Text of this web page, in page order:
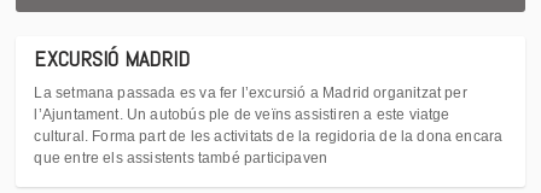
EXCURSIÓ MADRID
La setmana passada es va fer l’excursió a Madrid organitzat per
l’Ajuntament. Un autobús ple de veïns assistiren a este viatge
cultural. Forma part de les activitats de la regidoria de la dona encara
que entre els assistents també participaven